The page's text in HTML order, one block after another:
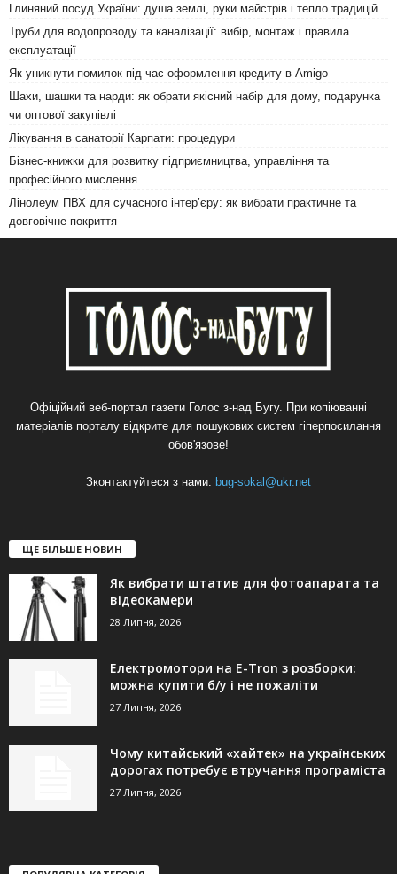
Глиняний посуд України: душа землі, руки майстрів і тепло традицій
Труби для водопроводу та каналізації: вибір, монтаж і правила
експлуатації
Як уникнути помилок під час оформлення кредиту в Amigo
Шахи, шашки та нарди: як обрати якісний набір для дому, подарунка
чи оптової закупівлі
Лікування в санаторії Карпати: процедури
Бізнес-книжки для розвитку підприємництва, управління та
професійного мислення
Лінолеум ПВХ для сучасного інтер’єру: як вибрати практичне та
довговічне покриття
Офіційний веб-портал газети Голос з-над Бугу. При копіюванні
матеріалів порталу відкрите для пошукових систем гіперпосилання
обов'язове!
Зконтактуйтеся з нами: bug-sokal@ukr.net
ЩЕ БІЛЬШЕ НОВИН
Як вибрати штатив для фотоапарата та
відеокамери
28 Липня, 2026
Електромотори на E-Tron з розборки:
можна купити б/у і не пожаліти
27 Липня, 2026
Чому китайський «хайтек» на українських
дорогах потребує втручання програміста
27 Липня, 2026